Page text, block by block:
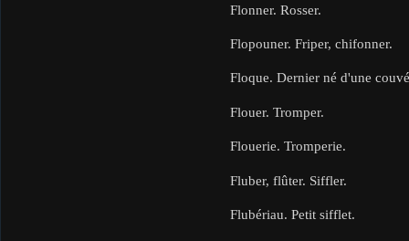
Flonner. Rosser.
Flopouner. Friper, chifonner.
Floque. Dernier né d'une
Flouer. Tromper.
Flouerie. Tromperie.
Fluber, flûter. Siffler.
Flubériau. Petit sifflet.